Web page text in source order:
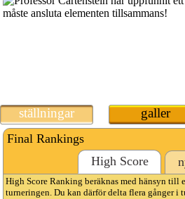
ställningar galler
Final Rankings
High Score
High Score Ranking beräknas med hänsyn till
turneringen. Du kan därför delta flera gånger i